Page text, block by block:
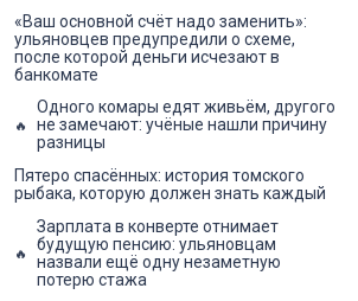
«Ваш основной счёт надо заменить»:
ульяновцев предупредили о схеме,
после которой деньги исчезают в
банкомате
Одного комары едят живьём, другого
не замечают: учёные нашли причину
разницы
Пятеро спасённых: история томского
рыбака, которую должен знать каждый
Зарплата в конверте отнимает
будущую пенсию: ульяновцам
назвали ещё одну незаметную
потерю стажа